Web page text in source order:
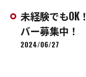
未経験でもOK
バー募集中！
2024/06/27